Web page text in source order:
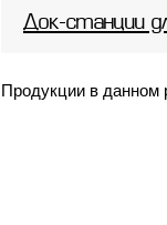
Док-станции
Продукции в данном